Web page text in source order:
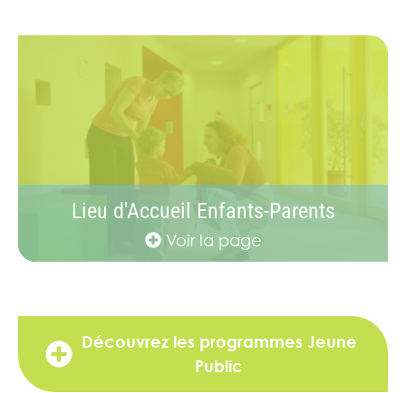
Lieu d'Accueil Enfants-Parents
Voir la page
Découvrez les programmes Jeune
Public